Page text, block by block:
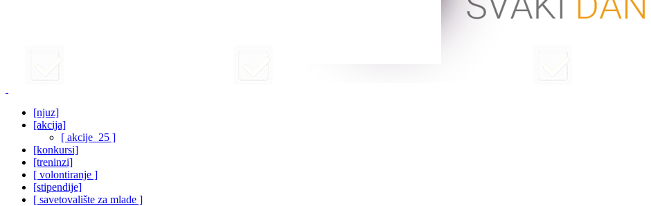
[njuz]
[akcija]
[ akcije_25 ]
[konkursi]
[treninzi]
[ volontiranje ]
[stipendije]
[ savetovalište za mlade ]